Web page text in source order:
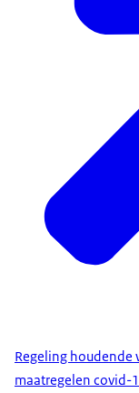
Regeling houdende
maatregelen covid-